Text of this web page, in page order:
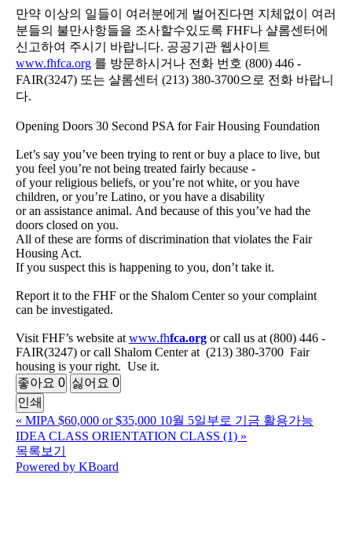
만약 이상의 일들이 여러분에게 벌어진다면 지체없이 여러
분들의 불만사항들을 조사할수있도록 FHF나 샬롬센터에
신고하여 주시기 바랍니다. 공공기관 웹사이트
www.fhfca.org 를 방문하시거나 전화 번호 (800) 446 -
FAIR(3247) 또는 샬롬센터 (213) 380-3700으로 전화 바랍니
다.
Opening Doors 30 Second PSA for Fair Housing Foundation
Let’s say you’ve been trying to rent or buy a place to live, but
you feel you’re not being treated fairly because -
of your religious beliefs, or you’re not white, or you have
children, or you’re Latino, or you have a disability
or an assistance animal. And because of this you’ve had the
doors closed on you.
All of these are forms of discrimination that violates the Fair
Housing Act.
If you suspect this is happening to you, don’t take it.
Report it to the FHF or the Shalom Center so your complaint
can be investigated.
Visit FHF’s website at www.fhfca.org or call us at (800) 446 -
FAIR(3247) or call Shalom Center at (213) 380-3700 Fair
housing is your right. Use it.
좋아요 0 싫어요 0
인쇄
« MIPA $60,000 or $35,000 10월 5일부로 기금 활용가능
IDEA CLASS ORIENTATION CLASS (1) »
목록보기
Powered by KBoard